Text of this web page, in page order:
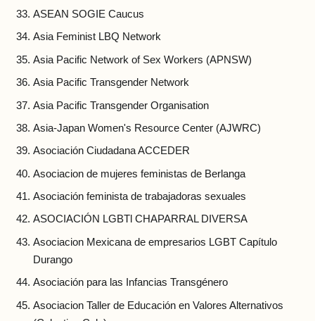
ASEAN SOGIE Caucus
Asia Feminist LBQ Network
Asia Pacific Network of Sex Workers (APNSW)
Asia Pacific Transgender Network
Asia Pacific Transgender Organisation
Asia-Japan Women's Resource Center (AJWRC)
Asociación Ciudadana ACCEDER
Asociacion de mujeres feministas de Berlanga
Asociación feminista de trabajadoras sexuales
ASOCIACIÓN LGBTl CHAPARRAL DIVERSA
Asociacion Mexicana de empresarios LGBT Capítulo
Durango
Asociación para las Infancias Transgénero
Asociacion Taller de Educación en Valores Alternativos